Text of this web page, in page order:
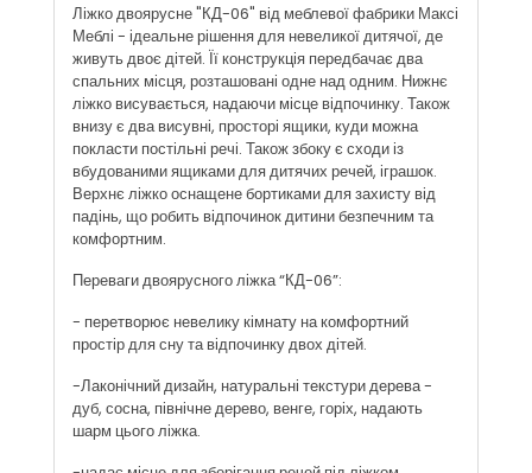
Ліжко двоярусне "КД-06" від меблевої фабрики Максі
Меблі - ідеальне рішення для невеликої дитячої, де
живуть двоє дітей. Її конструкція передбачає два
спальних місця, розташовані одне над одним. Нижнє
ліжко висувається, надаючи місце відпочинку. Також
внизу є два висувні, просторі ящики, куди можна
покласти постільні речі. Також збоку є сходи із
вбудованими ящиками для дитячих речей, іграшок.
Верхнє ліжко оснащене бортиками для захисту від
падінь, що робить відпочинок дитини безпечним та
комфортним.
Переваги двоярусного ліжка “КД-06”:
- перетворює невелику кімнату на комфортний
простір для сну та відпочинку двох дітей.
-Лаконічний дизайн, натуральні текстури дерева -
дуб, сосна, північне дерево, венге, горіх, надають
шарм цього ліжка.